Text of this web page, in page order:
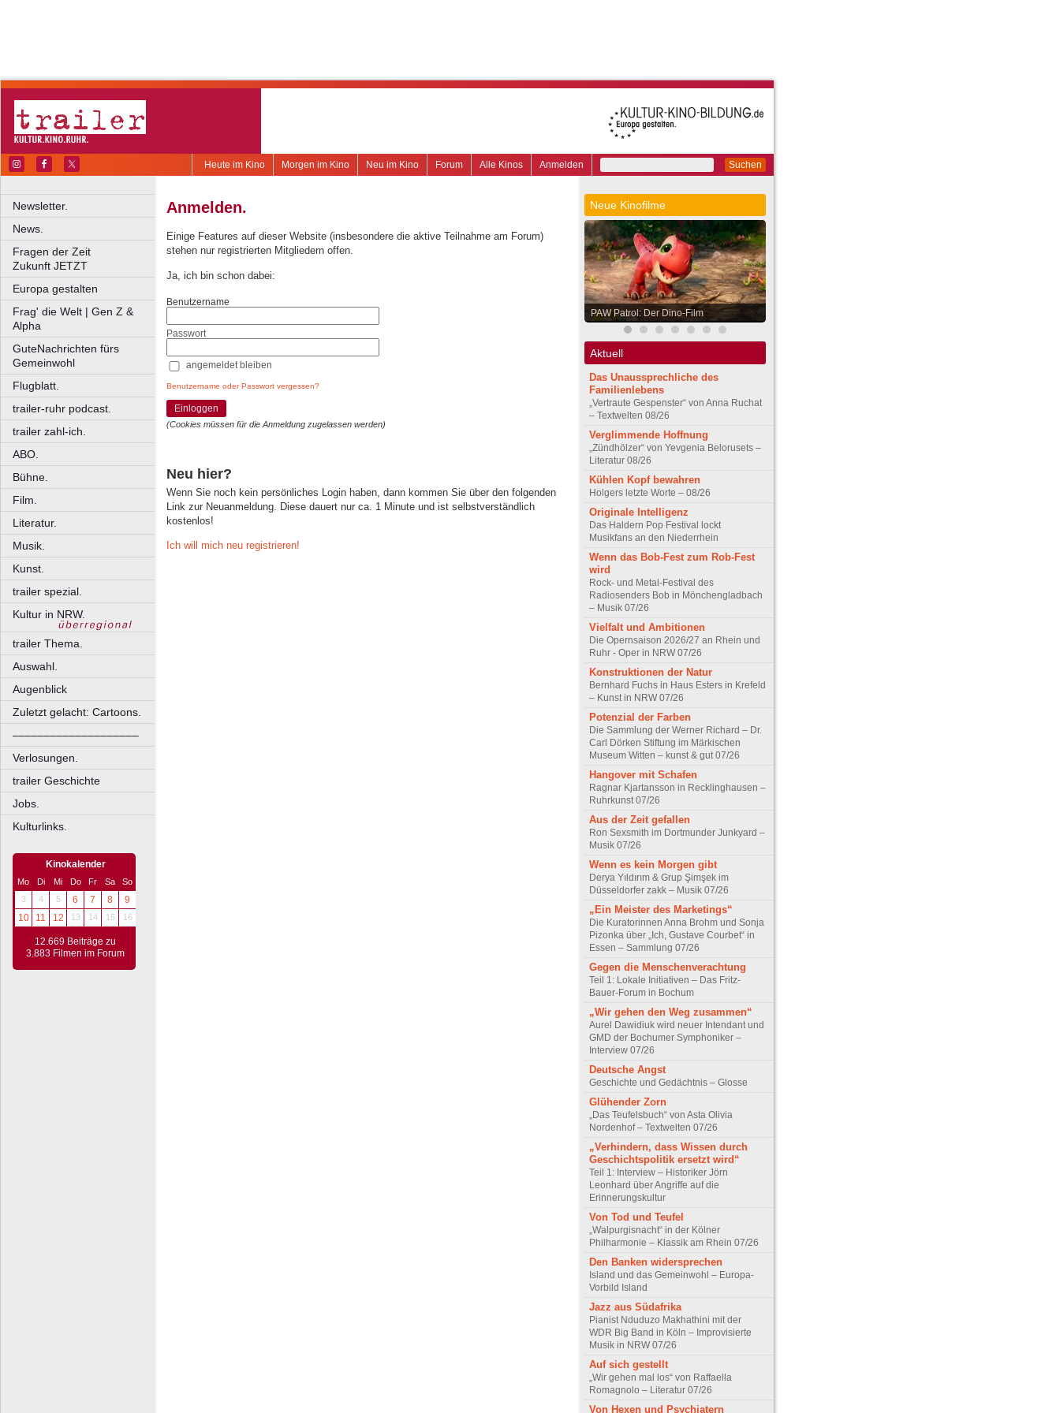
Suchen
Anmelden
Alle Kinos
Forum
Neu im Kino
Morgen im Kino
Heute im Kino
Newsletter.
News.
Fragen der Zeit
Zukunft JETZT
Europa gestalten
Frag' die Welt | Gen Z &
Alpha
GuteNachrichten fürs
Gemeinwohl
Flugblatt.
trailer-ruhr podcast.
trailer zahl-ich.
ABO.
Bühne.
Film.
Literatur.
Musik.
Kunst.
trailer spezial.
Kultur in NRW.
trailer Thema.
Auswahl.
Augenblick
Zuletzt gelacht: Cartoons.
––––––––––––––––––––
Verlosungen.
trailer Geschichte
Jobs.
Kulturlinks.
Kinokalender
Mo Di Mi Do Fr Sa
So
3
4 5 6 7 8
9
10
11 12 13 14 15 16
12.669 Beiträge zu
3.883 Filmen im Forum
Anmelden.
Einige Features auf dieser Website (insbesondere die aktive Teilnahme am Forum)
stehen nur registrierten Mitgliedern offen.
Ja, ich bin schon dabei:
Benutzername
Passwort
angemeldet bleiben
Benutzername oder Passwort vergessen?
Einloggen
(Cookies müssen für die Anmeldung zugelassen werden)
Neu hier?
Wenn Sie noch kein persönliches Login haben, dann kommen Sie über den folgenden
Link zur Neuanmeldung. Diese dauert nur ca. 1 Minute und ist selbstverständlich
kostenlos!
Ich will mich neu registrieren!
Neue Kinofilme
PAW Patrol: Der Dino-Film
Aktuell
Das Unaussprechliche des
Familienlebens
„Vertraute Gespenster“ von Anna Ruchat
– Textwelten 08/26
Verglimmende Hoffnung
„Zündhölzer“ von Yevgenia Belorusets –
Literatur 08/26
Kühlen Kopf bewahren
Holgers letzte Worte – 08/26
Originale Intelligenz
Das Haldern Pop Festival lockt
Musikfans an den Niederrhein
Wenn das Bob-Fest zum Rob-Fest
wird
Rock- und Metal-Festival des
Radiosenders Bob in Mönchengladbach
– Musik 07/26
Vielfalt und Ambitionen
Die Opernsaison 2026/27 an Rhein und
Ruhr - Oper in NRW 07/26
Konstruktionen der Natur
Bernhard Fuchs in Haus Esters in Krefeld
– Kunst in NRW 07/26
Potenzial der Farben
Die Sammlung der Werner Richard – Dr.
Carl Dörken Stiftung im Märkischen
Museum Witten – kunst & gut 07/26
Hangover mit Schafen
Ragnar Kjartansson in Recklinghausen –
Ruhrkunst 07/26
Aus der Zeit gefallen
Ron Sexsmith im Dortmunder Junkyard –
Musik 07/26
Wenn es kein Morgen gibt
Derya Yıldırım & Grup Şimşek im
Düsseldorfer zakk – Musik 07/26
„Ein Meister des Marketings“
Die Kuratorinnen Anna Brohm und Sonja
Pizonka über „Ich, Gustave Courbet“ in
Essen – Sammlung 07/26
Gegen die Menschenverachtung
Teil 1: Lokale Initiativen – Das Fritz-
Bauer-Forum in Bochum
„Wir gehen den Weg zusammen“
Aurel Dawidiuk wird neuer Intendant und
GMD der Bochumer Symphoniker –
Interview 07/26
Deutsche Angst
Geschichte und Gedächtnis – Glosse
Glühender Zorn
„Das Teufelsbuch“ von Asta Olivia
Nordenhof – Textwelten 07/26
„Verhindern, dass Wissen durch
Geschichtspolitik ersetzt wird“
Teil 1: Interview – Historiker Jörn
Leonhard über Angriffe auf die
Erinnerungskultur
Von Tod und Teufel
„Walpurgisnacht“ in der Kölner
Philharmonie – Klassik am Rhein 07/26
Den Banken widersprechen
Island und das Gemeinwohl – Europa-
Vorbild Island
Jazz aus Südafrika
Pianist Nduduzo Makhathini mit der
WDR Big Band in Köln – Improvisierte
Musik in NRW 07/26
Auf sich gestellt
„Wir gehen mal los“ von Raffaella
Romagnolo – Literatur 07/26
Von Hexen und Psychiatern